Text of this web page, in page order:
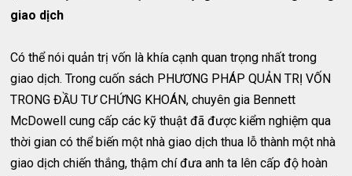
giao dịch
Có thể nói quản trị vốn là khía cạnh quan trọng nhất trong
giao dịch. Trong cuốn sách PHƯƠNG PHÁP QUẢN TRỊ VỐN
TRONG ĐẦU TƯ CHỨNG KHOÁN, chuyên gia Bennett
McDowell cung cấp các kỹ thuật đã được kiểm nghiệm qua
thời gian có thể biến một nhà giao dịch thua lỗ thành một nhà
giao dịch chiến thắng, thậm chí đưa anh ta lên cấp độ hoàn